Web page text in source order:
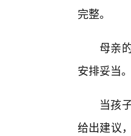
完整。
母亲
安排妥当
当孩
给出建议